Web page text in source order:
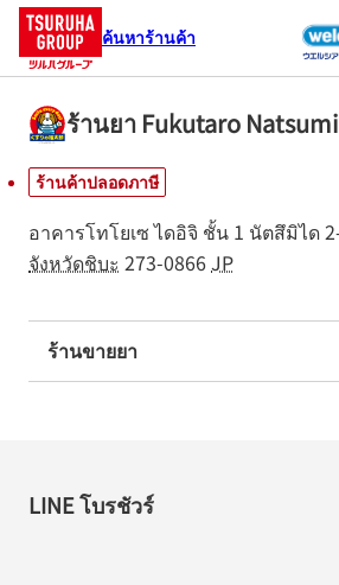
ค้นหาร้านค้า
ร้านยา Fukutaro
ร้านค้าปลอดภาษี
อาคารโทโยเซ ไดอิจิ ชั้น 1 นัตสึมิได
จังหวัดชิบะ 273-0866JP
ร้านขายยา
LINE โบรชัวร์